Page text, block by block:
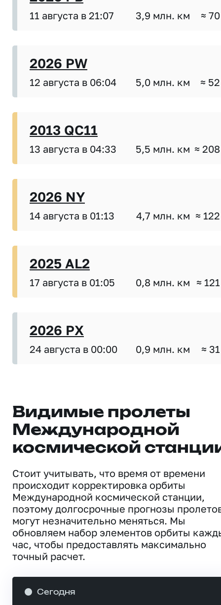
11 августа в 21:07 3,9 млн. км ≈
2026 PW
12 августа в 06:04 5,0 млн. км ≈
2013 QC11
13 августа в 04:33 5,5 млн. км ≈
2026 NY
14 августа в 01:13 4,7 млн. км ≈
2025 AL2
17 августа в 01:05 0,8 млн. км ≈
2026 PX
24 августа в 00:00 0,9 млн. км ≈
Видимые пролеты
Международной
космической
Стоит учитывать, что время от времени
происходит корректировка орбиты
Международной космической станции,
поэтому долгосрочные прогнозы
могут незначительно меняться. Мы
обновляем набор элементов орбиты
час, чтобы предоставлять максимально
точный расчет.
Сегодня